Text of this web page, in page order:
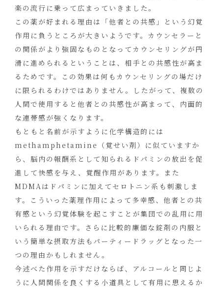
楽の流行に乗って広まっていきました。
この薬が好まれる理由は「他者との共感」という幻覚
作用に負うところが大きいようです。カウンセラーと
の関係がより強固なものとなってカウンセリングが円
滑に進められるということは、相手との共感性が高ま
るためです。この効果は何もカウンセリングの場だけ
に限られるわけではありません。したがって、複数の
人間で使用すると他者との共感性が高まって、内面的
な連帯感が強くなります。
もともと名前が示すように化学構造的には
methamphetamine（覚せい剤）に似ていますか
ら、脳内の報酬系として知られるドパミンの放出を促
進して快感を与え、覚醒作用があります。また
MDMAはドパミンに加えてセロトニン系も刺激しま
す。こういった薬理作用によって多幸感、他者との共
有感という幻覚体験を起こすことが集団での乱用に用
いられる理由です。さらに比較的廉価な錠剤の内服と
いう簡単な摂取方法もパーティードラッグとなった一
つの理由かもしれません。
今述べた作用を示すだけならば、アルコールと同じよ
うに人間関係を良くする小道具として有用に思えるか